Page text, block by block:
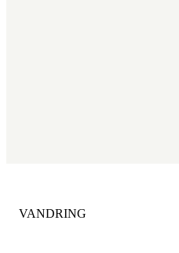
KATEGORI:
VANDRING